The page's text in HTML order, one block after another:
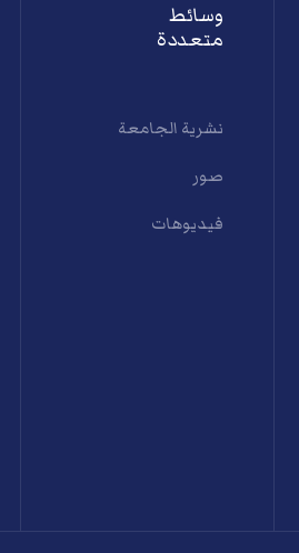
وسائط
متعددة
نشرية الجامعة
صور
فيديوهات